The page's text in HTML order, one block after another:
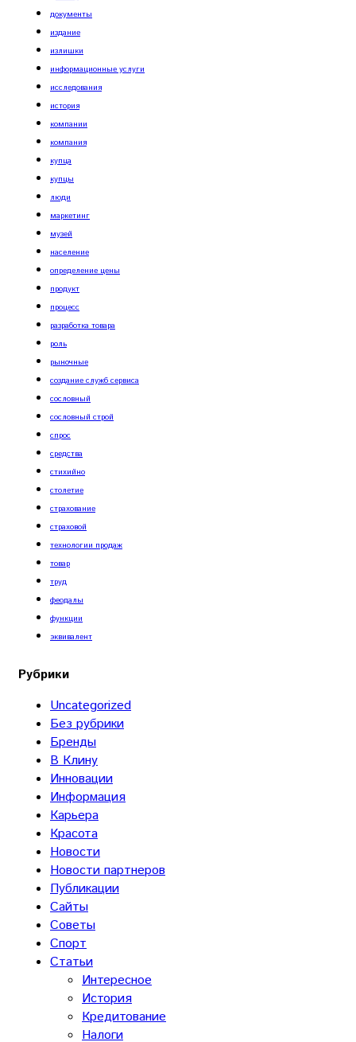
документы
издание
излишки
информационные услуги
исследования
история
компании
компания
купца
купцы
люди
маркетинг
музей
население
определение цены
продукт
процесс
разработка товара
роль
рыночные
создание служб сервиса
сословный
сословный строй
спрос
средства
стихийно
столетие
страхование
страховой
технологии продаж
товар
труд
феодалы
функции
эквивалент
Рубрики
Uncategorized
Без рубрики
Бренды
В Клину
Инновации
Информация
Карьера
Красота
Новости
Новости партнеров
Публикации
Сайты
Советы
Спорт
Статьи
Интересное
История
Кредитование
Налоги